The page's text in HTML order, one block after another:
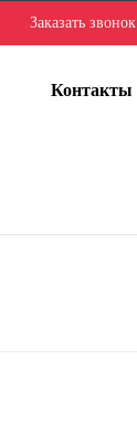
Заказать звонок
Контакты